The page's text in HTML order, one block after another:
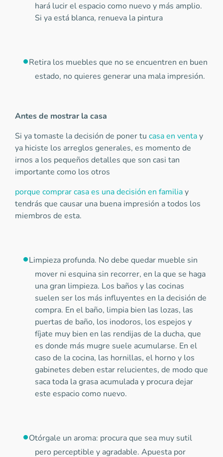
hará lucir el espacio como nuevo y más amplio.
Si ya está blanca, renueva la pintura
Retira los muebles que no se encuentren en buen
estado, no quieres generar una mala impresión.
Antes de mostrar la casa
Si ya tomaste la decisión de poner tu casa en ventay
ya hiciste los arreglos generales, es momento de
irnos a los pequeños detalles que son casi tan
importante como los otros
porque comprar casa es una decisión en familiay
tendrás que causar una buena impresión a todos los
miembros de esta.
Limpieza profunda. No debe quedar mueble sin
mover ni esquina sin recorrer, en la que se haga
una gran limpieza. Los baños y las cocinas
suelen ser los más influyentes en la decisión de
compra. En el baño, limpia bien las lozas, las
puertas de baño, los inodoros, los espejos y
fíjate muy bien en las rendijas de la ducha, que
es donde más mugre suele acumularse. En el
caso de la cocina, las hornillas, el horno y los
gabinetes deben estar relucientes, de modo que
saca toda la grasa acumulada y procura dejar
este espacio como nuevo.
Otórgale un aroma: procura que sea muy sutil
pero perceptible y agradable. Apuesta por